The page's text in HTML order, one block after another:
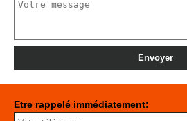
Etre rappelé immédiatement: